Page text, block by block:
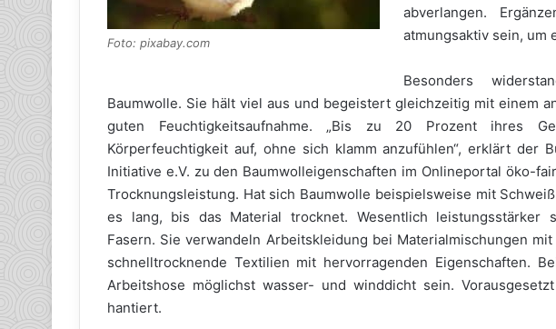
Foto: pixabay.com
abverlangen.
atmungsaktiv sein, um
Besonders
Baumwolle. Sie hält viel aus und begeistert gleichzeitig mit einem
guten Feuchtigkeitsaufnahme. „Bis zu 20 Prozent ihres
Körperfeuchtigkeit auf, ohne sich klamm anzufühlen“, erklärt der
Initiative e.V. zu den Baumwolleigenschaften im Onlineportal öko-
Trocknungsleistung. Hat sich Baumwolle beispielsweise mit
es lang, bis das Material trocknet. Wesentlich leistungsstärker
Fasern. Sie verwandeln Arbeitskleidung bei Materialmischungen
schnelltrocknende Textilien mit hervorragenden Eigenschaften.
Arbeitshose möglichst wasser- und winddicht sein.
hantiert.